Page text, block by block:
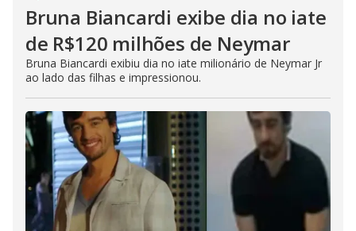
Bruna Biancardi exibe dia no iate
de R$120 milhões de Neymar
Bruna Biancardi exibiu dia no iate milionário de Neymar Jr
ao lado das filhas e impressionou.